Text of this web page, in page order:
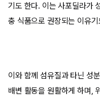
기도 한다. 이는 사포딜라가
충 식품으로 권장되는 이유기
이와 함께 섬유질과 타닌 성
배변 활동을 원활하게 하며,